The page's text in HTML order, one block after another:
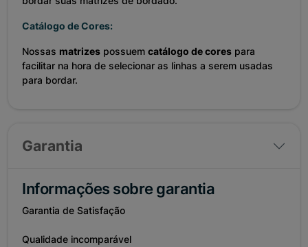
Catálogo de Cores:
Nossas matrizes possuem catálogo de cores para
facilitar na hora de selecionar as linhas a serem usadas
para bordar.
Garantia
Informações sobre garantia
Garantia de Satisfação
Qualidade incomparável